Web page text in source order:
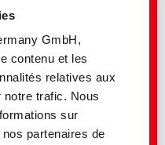
GmbH,
contenu et les
relatives aux
trafic. Nous
sur
partenaires de